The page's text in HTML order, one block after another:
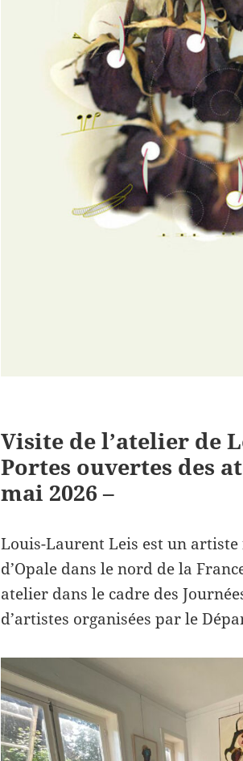
Visite de l’atelier de
Portes ouvertes des
mai 2026 –
Louis-Laurent Leis est un
d’Opale dans le nord de la
atelier dans le cadre des
d’artistes organisées par le